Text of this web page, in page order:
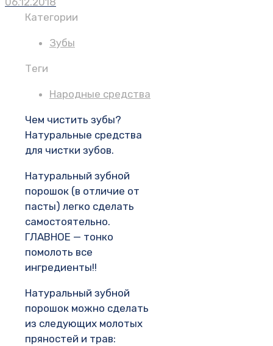
Категории
Зубы
Теги
Народные средства
Чем чистить зубы?
Натуральные средства
для чистки зубов.
Натуральный зубной
порошок (в отличие от
пасты) легко сделать
самостоятельно.
ГЛАВНОЕ — тонко
помолоть все
ингредиенты!!
Натуральный зубной
порошок можно сделать
из следующих молотых
пряностей и трав: